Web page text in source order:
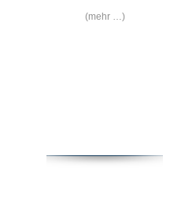
(mehr …)